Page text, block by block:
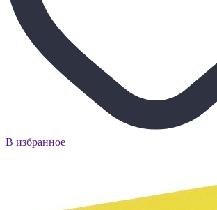
В избранное